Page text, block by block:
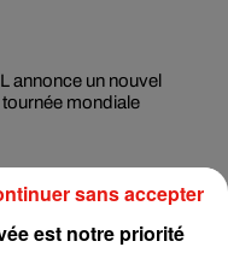
annonce un nouvel
mondiale
Lens dévoilent leur
est notre priorité
sans accepter